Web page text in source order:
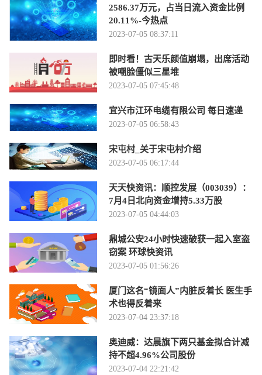
2586.37万元，占当日流入资金比例
20.11%-今热点
2023-07-05 08:37:11
即时看！古天乐颜值崩塌，出席活动
被嘲脸僵似三星堆
2023-07-05 07:45:48
宜兴市江环电缆有限公司 每日速递
2023-07-05 06:58:43
宋屯村_关于宋屯村介绍
2023-07-05 06:17:44
天天快资讯：顺控发展（003039）：
7月4日北向资金增持5.33万股
2023-07-05 04:44:03
鼎城公安24小时快速破获一起入室盗
窃案 环球快资讯
2023-07-05 01:56:26
厦门这名“镜面人”内脏反着长 医生手
术也得反着来
2023-07-04 23:37:18
奥迪威：达晨旗下两只基金拟合计减
持不超4.96%公司股份
2023-07-04 22:21:42